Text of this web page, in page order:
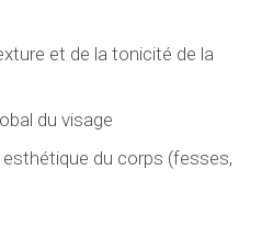
et de la tonicité de la
du visage
du corps (fesses,